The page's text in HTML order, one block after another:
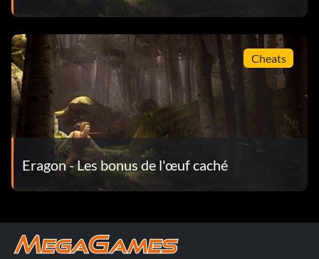
Cheats
Eragon - Les bonus de l'œuf caché